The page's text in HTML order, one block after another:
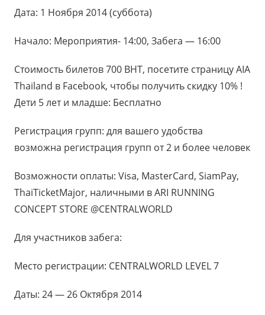
Дата: 1 Ноября 2014 (суббота)
Начало: Мероприятия- 14:00, Забега — 16:00
Стоимость билетов 700 BHT, посетите страницу AIA
Thailand в Facebook, чтобы получить скидку 10% !
Дети 5 лет и младше: Бесплатно
Регистрация групп: для вашего удобства
возможна регистрация групп от 2 и более человек
Возможности оплаты: Visa, MasterCard, SiamPay,
ThaiTicketMajor, наличными в ARI RUNNING
CONCEPT STORE @CENTRALWORLD
Для участников забега:
Место регистрации: CENTRALWORLD LEVEL 7
Даты: 24 — 26 Октября 2014